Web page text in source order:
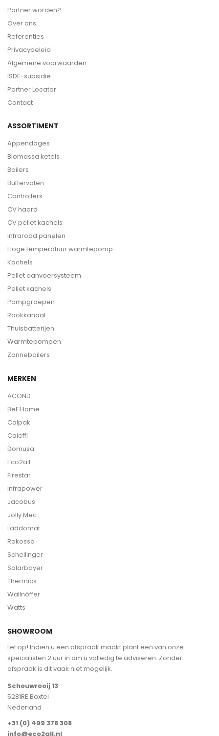
Partner worden?
Over ons
Referenties
Privacybeleid
Algemene voorwaarden
ISDE-subsidie
Partner Locator
Contact
ASSORTIMENT
Appendages
Biomassa ketels
Boilers
Buffervaten
Controllers
CV haard
CV pellet kachels
Infrarood panelen
Hoge temperatuur warmtepomp
Kachels
Pellet aanvoersysteem
Pellet kachels
Pompgroepen
Rookkanaal
Thuisbatterijen
Warmtepompen
Zonneboilers
MERKEN
ACOND
BeF Home
Calpak
Caleffi
Domusa
Eco2all
Firestar
Infrapower
Jacobus
Jolly Mec
Laddomat
Rokossa
Schellinger
Solarbayer
Thermics
Wallnöffer
Watts
SHOWROOM
Let op! Indien u een afspraak maakt plant een van onze
specialisten 2 uur in om u volledig te adviseren. Zonder
afspraak is dit vaak niet mogelijk.
Schouwrooij 13
5281RE Boxtel
Nederland
+31 (0) 499 378 308
info@eco2all.nl